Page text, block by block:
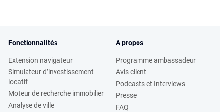
Fonctionnalités
Extension navigateur
Simulateur d’investissement
locatif
Moteur de recherche immobilier
Analyse de ville
A propos
Programme ambassadeur
Avis client
Podcasts et Interviews
Presse
FAQ